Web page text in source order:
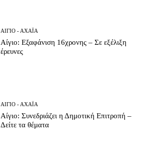
ΑΊΓΙΟ - ΑΧΑΪ́Α
Αίγιο: Εξαφάνιση 16χρονης – Σε εξέλιξη
έρευνες
ΑΊΓΙΟ - ΑΧΑΪ́Α
Αίγιο: Συνεδριάζει η Δημοτική Επιτροπή –
Δείτε τα θέματα